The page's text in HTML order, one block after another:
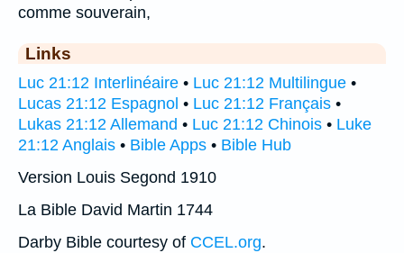
comme souverain,
Links
Luc 21:12 Interlinéaire • Luc 21:12 Multilingue •
Lucas 21:12 Espagnol • Luc 21:12 Français •
Lukas 21:12 Allemand • Luc 21:12 Chinois • Luke
21:12 Anglais • Bible Apps • Bible Hub
Version Louis Segond 1910
La Bible David Martin 1744
Darby Bible courtesy of CCEL.org.